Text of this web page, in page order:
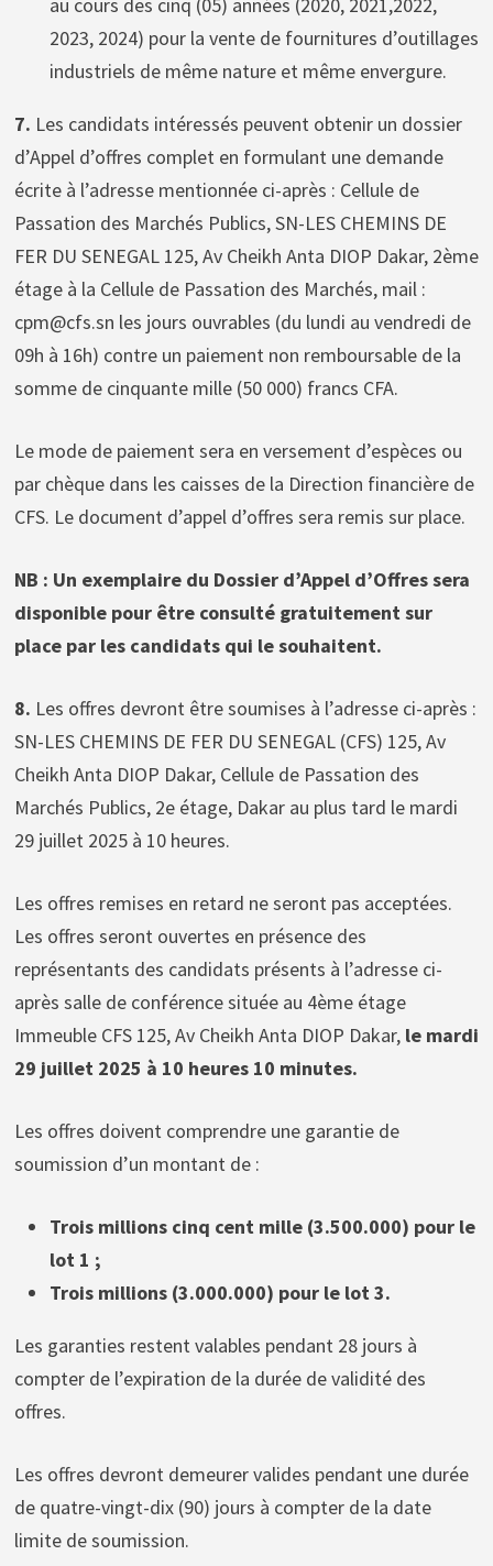
2023, 2024) pour la vente de fournitures d’outillages
industriels de même nature et même envergure.
7. Les candidats intéressés peuvent obtenir un dossier
d’Appel d’offres complet en formulant une demande
écrite à l’adresse mentionnée ci-après : Cellule de
Passation des Marchés Publics, SN-LES CHEMINS DE
FER DU SENEGAL 125, Av Cheikh Anta DIOP Dakar, 2ème
étage à la Cellule de Passation des Marchés, mail :
cpm@cfs.sn les jours ouvrables (du lundi au vendredi de
09h à 16h) contre un paiement non remboursable de la
somme de cinquante mille (50 000) francs CFA.
Le mode de paiement sera en versement d’espèces ou
par chèque dans les caisses de la Direction financière de
CFS. Le document d’appel d’offres sera remis sur place.
NB : Un exemplaire du Dossier d’Appel d’Offres sera
disponible pour être consulté gratuitement sur
place par les candidats qui le souhaitent.
8. Les offres devront être soumises à l’adresse ci-après :
SN-LES CHEMINS DE FER DU SENEGAL (CFS) 125, Av
Cheikh Anta DIOP Dakar, Cellule de Passation des
Marchés Publics, 2e étage, Dakar au plus tard le mardi
29 juillet 2025 à 10 heures.
Les offres remises en retard ne seront pas acceptées.
Les offres seront ouvertes en présence des
représentants des candidats présents à l’adresse ci-
après salle de conférence située au 4ème étage
Immeuble CFS 125, Av Cheikh Anta DIOP Dakar, le mardi
29 juillet 2025 à 10 heures 10 minutes.
Les offres doivent comprendre une garantie de
soumission d’un montant de :
Trois millions cinq cent mille (3.500.000) pour le
lot 1 ;
Trois millions (3.000.000) pour le lot 3.
Les garanties restent valables pendant 28 jours à
compter de l’expiration de la durée de validité des
offres.
Les offres devront demeurer valides pendant une durée
de quatre-vingt-dix (90) jours à compter de la date
limite de soumission.